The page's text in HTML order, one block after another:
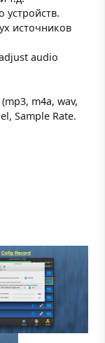
устройств.
источников
audio
m4a, wav,
Sample Rate.